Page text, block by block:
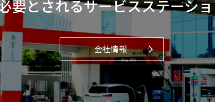
要とされるサービスステーシ
会社情報